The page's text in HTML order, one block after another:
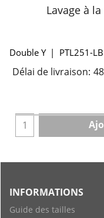
Lavage à
Double Y PTL251-LB
Délai de livraison:
INFORMATIONS
Guide des tailles